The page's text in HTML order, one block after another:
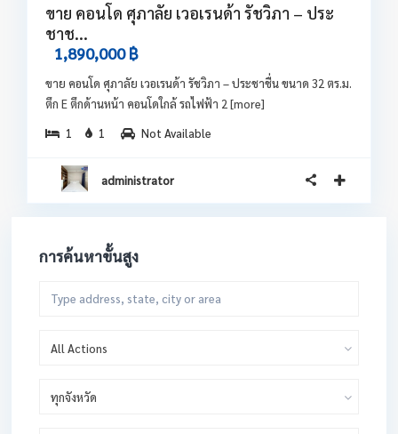
ขาย คอนโด ศุภาลัย เวอเรนด้า รัชวิภา – ประ
ชาช...
1,890,000 ฿
ขาย คอนโด ศุภาลัย เวอเรนด้า รัชวิภา – ประชาชื่น ขนาด 32 ตร.ม.
ตึก E ตึกด้านหน้า คอนโดใกล้ รถไฟฟ้า 2 [more]
1
1 Not Available
administrator
การค้นหาขั้นสูง
All Actions
ทุกจังหวัด